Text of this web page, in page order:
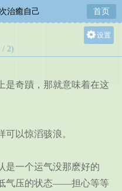
治癒自己 首页
设置
中
/ 2)
奇蹟，那就意味着在这
以惊滔骇浪。
一个运气没那麽好的
气压的状态——担心等等